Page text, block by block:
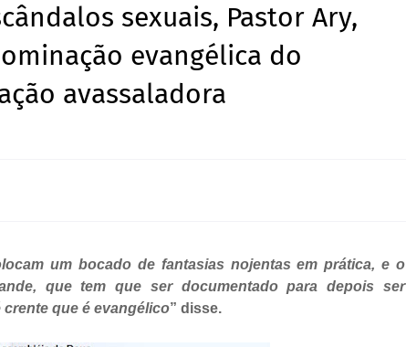
sexuais, Pastor Ary,
evangélica do
avassaladora
um bocado de fantasias nojentas em prática, e o
que tem que ser documentado para depois ser
que é evangélico” disse.